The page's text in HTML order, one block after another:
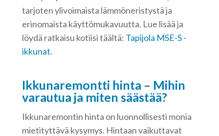
tarjoten ylivoimaista lämmöneristystä ja
erinomaista käyttömukavuutta. Lue lisää ja
löydä ratkaisu kotiisi täältä: Tapijola MSE-S -
ikkunat.
Ikkunaremontti hinta – Mihin
varautua ja miten säästää?
Ikkunaremontin hinta on luonnollisesti monia
mietityttävä kysymys. Hintaan vaikuttavat